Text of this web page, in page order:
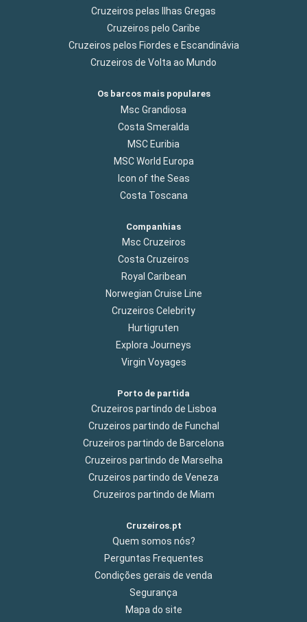
Cruzeiros pelas Ilhas Gregas
Cruzeiros pelo Caribe
Cruzeiros pelos Fiordes e Escandinávia
Cruzeiros de Volta ao Mundo
Os barcos mais populares
Msc Grandiosa
Costa Smeralda
MSC Euribia
MSC World Europa
Icon of the Seas
Costa Toscana
Companhias
Msc Cruzeiros
Costa Cruzeiros
Royal Caribean
Norwegian Cruise Line
Cruzeiros Celebrity
Hurtigruten
Explora Journeys
Virgin Voyages
Porto de partida
Cruzeiros partindo de Lisboa
Cruzeiros partindo de Funchal
Cruzeiros partindo de Barcelona
Cruzeiros partindo de Marselha
Cruzeiros partindo de Veneza
Cruzeiros partindo de Miam
Cruzeiros.pt
Quem somos nós?
Perguntas Frequentes
Condições gerais de venda
Segurança
Mapa do site